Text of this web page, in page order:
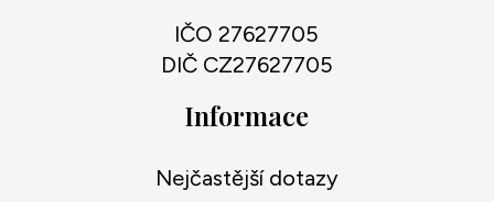
IČO 27627705
DIČ CZ27627705
Informace
Nejčastější dotazy